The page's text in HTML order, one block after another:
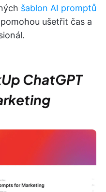
šablon AI promptů
ušetřit čas a
ChatGPT